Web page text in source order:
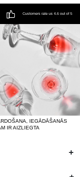
Customers rate us 4.6 out of 5
IEGĀDĀŠANĀS
IR AIZLIEGTA